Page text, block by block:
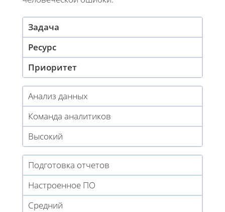
Задача
Ресурс
Приоритет
Анализ данных
Команда аналитиков
Высокий
Подготовка отчетов
Настроенное ПО
Средний